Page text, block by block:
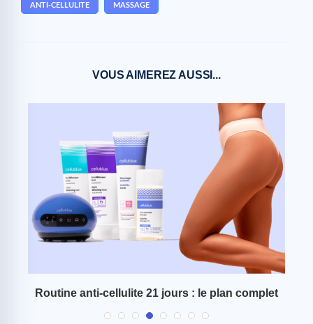
ANTI-CELLULITE MASSAGE
VOUS AIMEREZ AUSSI...
Routine anti-cellulite 21 jours : le plan complet